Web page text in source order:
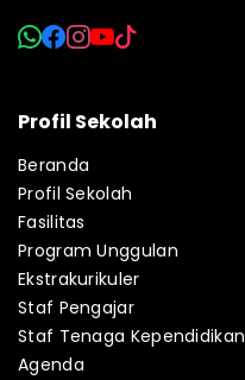
Profil Sekolah
Beranda
Profil Sekolah
Fasilitas
Program Unggulan
Ekstrakurikuler
Staf Pengajar
Staf Tenaga Kependidikan
Agenda